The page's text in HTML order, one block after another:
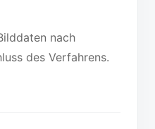
nach
des Verfahrens.